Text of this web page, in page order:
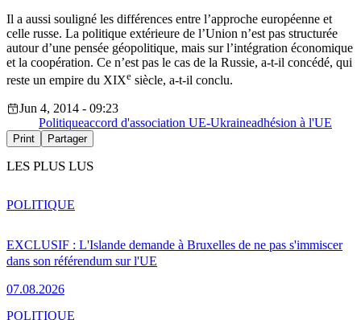
Il a aussi souligné les différences entre l’approche européenne et
celle russe. La politique extérieure de l’Union n’est pas structurée
autour d’une pensée géopolitique, mais sur l’intégration économique
et la coopération. Ce n’est pas le cas de la Russie, a-t-il concédé, qui
reste un empire du XIXe siècle, a-t-il conclu.
Jun 4, 2014 - 09:23
Politiqueaccord d'association UE-Ukraineadhésion à l'UE
Print Partager
LES PLUS LUS
EXCLUSIF : L'Islande demande à Bruxelles de ne pas s'immiscer
dans son référendum sur l'UE
07.08.2026
POLITIQUE
POLITIQUE